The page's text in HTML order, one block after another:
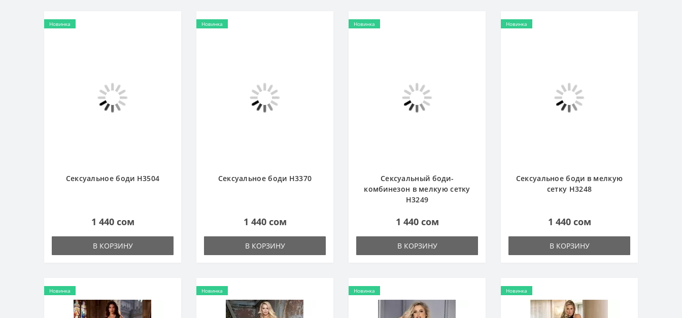
Новинка
Сексуальное боди H3504
1 440 сом
В КОРЗИНУ
Новинка
Сексуальное боди H3370
1 440 сом
В КОРЗИНУ
Новинка
Сексуальный боди-
комбинезон в мелкую сетку
H3249
1 440 сом
В КОРЗИНУ
Новинка
Сексуальное боди в мелкую
сетку H3248
1 440 сом
В КОРЗИНУ
Новинка Новинка Новинка Новинка